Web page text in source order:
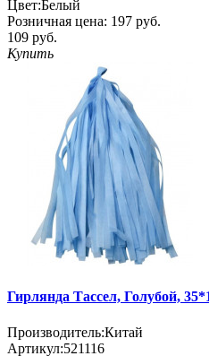
Цвет:Белый
Розничная цена: 197 руб.
109 руб.
Купить
Гирлянда Тассел, Голубой,
Производитель:Китай
Артикул:521116